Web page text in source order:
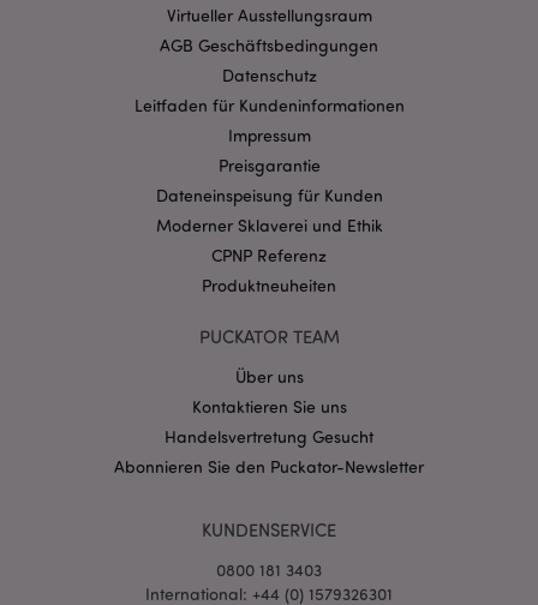
Virtueller Ausstellungsraum
AGB Geschäftsbedingungen
Datenschutz
Leitfaden für Kundeninformationen
Impressum
Preisgarantie
Dateneinspeisung für Kunden
Moderner Sklaverei und Ethik
CPNP Referenz
Produktneuheiten
PUCKATOR TEAM
Über uns
Kontaktieren Sie uns
Handelsvertretung Gesucht
Abonnieren Sie den Puckator-Newsletter
KUNDENSERVICE
0800 181 3403
International: +44 (0) 1579326301
mage-cache-storage-section-
invalidation
www.puckator.de
Datenschutzbestimmungen von Google